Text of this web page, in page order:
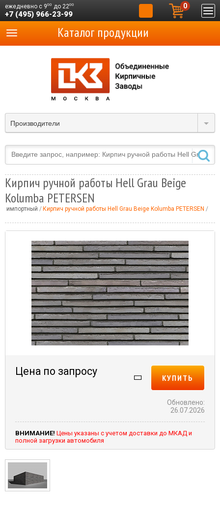
ежедневно с 900 до 2200
+7 (495) 966-23-99
0
Производители
Каталог продукции
Кирпич ручной работы Hell Grau Beige
Kolumba PETERSEN
импортный Кирпич ручной работы Hell Grau Beige Kolumba PETERSEN
Цена по запросу
КУПИТЬ
Обновлено:
26.07.2026
ВНИМАНИЕ! Цены указаны с учетом доставки до МКАД и
полной загрузки автомобиля